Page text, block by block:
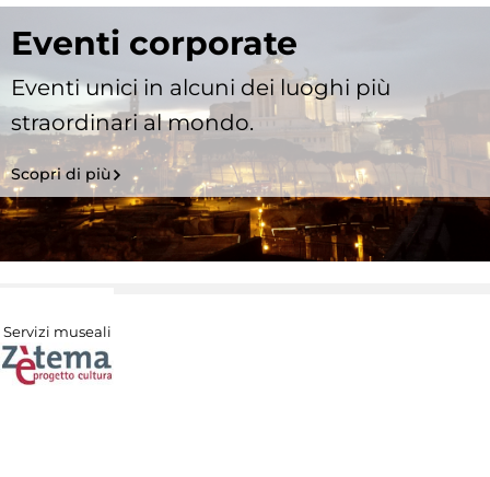
Eventi corporate
Eventi unici in alcuni dei luoghi più
straordinari al mondo.
Scopri di più
Servizi museali